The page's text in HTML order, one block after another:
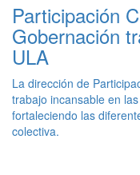
Participación
Gobernación
ULA
La dirección de
trabajo incansable en
fortaleciendo las
colectiva.